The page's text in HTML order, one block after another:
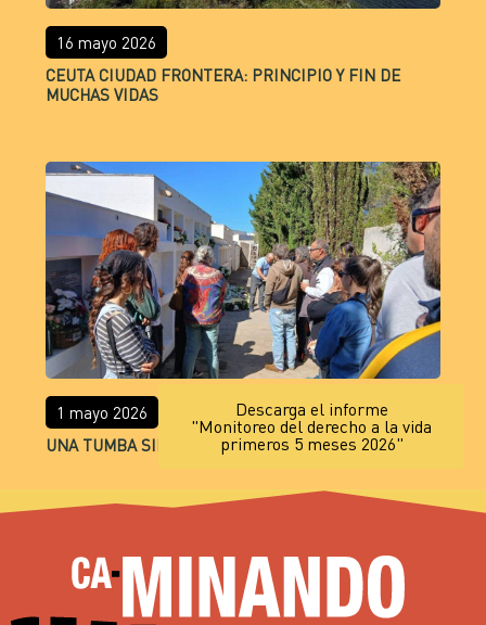
16 mayo 2026
CEUTA CIUDAD FRONTERA: PRINCIPIO Y FIN DE
MUCHAS VIDAS
1 mayo 2026
UNA TUMBA SIN NOMBRE EN FORMENTERA
Descarga el informe
"Monitoreo del derecho a la vida
primeros 5 meses 2026"